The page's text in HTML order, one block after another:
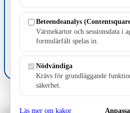
april 2026 omfattar
Värnamo och
Kontakta
E-post:
Beteendeanalys
Värmekartor och sessionsdata i
formulärfält spelas in.
Nödvändiga
Krävs för grundläggande
säkerhet.
Läs mer om kakor Anpassa